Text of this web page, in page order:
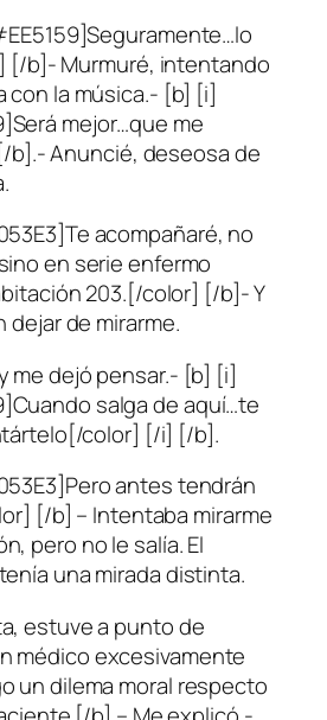
b]- Murmuré, intentando
con la música.- [b] [i]
mejor…que me
Anuncié, deseosa de
acompañaré, no
en serie enfermo
203.[/color] [/b]- Y
dejar de mirarme.
me dejó pensar.- [b] [i]
salga de aquí…te
color] [/i] [/b].
antes tendrán
[/b] – Intentaba mirarme
pero no le salía. El
una mirada distinta.
estuve a punto de
médico excesivamente
un dilema moral respecto